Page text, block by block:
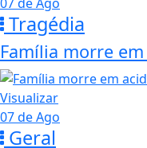
Tragédia
Família morre
Visualizar
07 de Ago
Geral